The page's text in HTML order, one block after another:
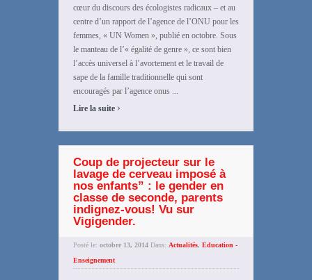
cœur du discours des écologistes radicaux – et au
centre d’un rapport de l’agence de l’ONU pour les
femmes, « UN Women », publié en octobre. Sous
le manteau de l’« égalité de genre », ce sont bien
l’accès universel à l’avortement et le travail de
sape de la famille traditionnelle qui sont
encouragés par l’agence onus ...
Lire la suite ›
Coup de projecteur sur le
lavage de cerveau imposé à
nos enfants” : le gender en
classe de seconde, parents
indignez-vous! Vu sur
Vigigender.
Posté le: octobre 13, 2014 Dans: Actualités, Education -
Enseignement